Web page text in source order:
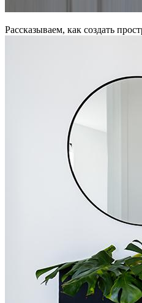
Рассказываем, как создать